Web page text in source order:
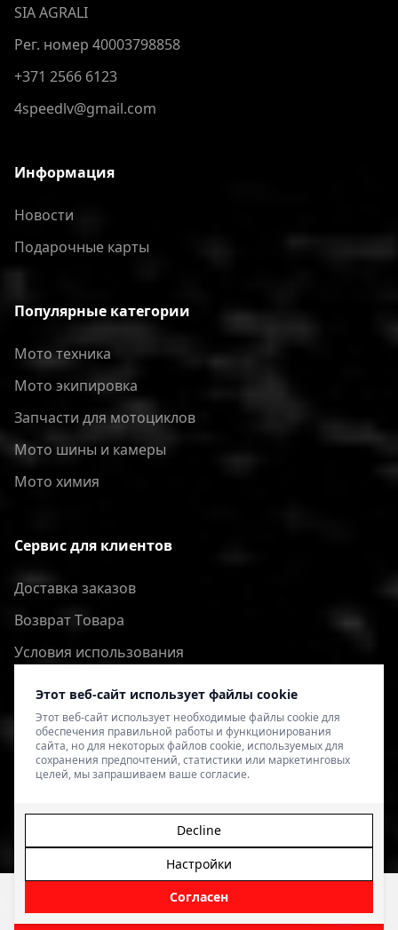
Этот веб-сайт использует файлы cookie
Этот веб-сайт использует необходимые файлы cookie для
обеспечения правильной работы и функционирования
сайта, но для некоторых файлов cookie, используемых для
сохранения предпочтений, статистики или маркетинговых
целей, мы запрашиваем ваше согласие.
Согласен
Настройки
Decline
Фильтр
SIA AGRALI
Рег. номер 40003798858
+371 2566 6123
4speedlv@gmail.com
Информация
Новости
Подарочные карты
Популярные категории
Мото техника
Мото экипировка
Запчасти для мотоциклов
Мото шины и камеры
Мото химия
Сервис для клиентов
Доставка заказов
Bозврат Tовара
Условия использования
Политика конфиденциальности
© 2026 4SPEED.LV. Visas tiesības aizsargātas.
veikala izveide - Magecode.